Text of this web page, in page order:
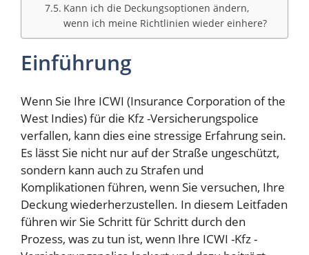
Kann ich die Deckungsoptionen ändern,
wenn ich meine Richtlinien wieder einhere?
Einführung
Wenn Sie Ihre ICWI (Insurance Corporation of the
West Indies) für die Kfz -Versicherungspolice
verfallen, kann dies eine stressige Erfahrung sein.
Es lässt Sie nicht nur auf der Straße ungeschützt,
sondern kann auch zu Strafen und
Komplikationen führen, wenn Sie versuchen, Ihre
Deckung wiederherzustellen. In diesem Leitfaden
führen wir Sie Schritt für Schritt durch den
Prozess, was zu tun ist, wenn Ihre ICWI -Kfz -